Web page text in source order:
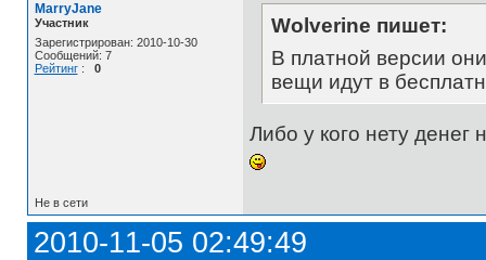
MarryJane
Участник
Зарегистрирован: 2010-10-30
Сообщений: 7
Рейтинг: 0
Wolverine пишет:
В платной версии
вещи идут в
Либо у кого нету денег
Не в сети
2010-11-05 02:49:49